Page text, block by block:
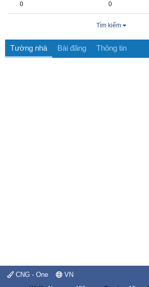
0 0
Tìm kiếm
Tường nhà Bài đăng Thông tin
CNG - One VN